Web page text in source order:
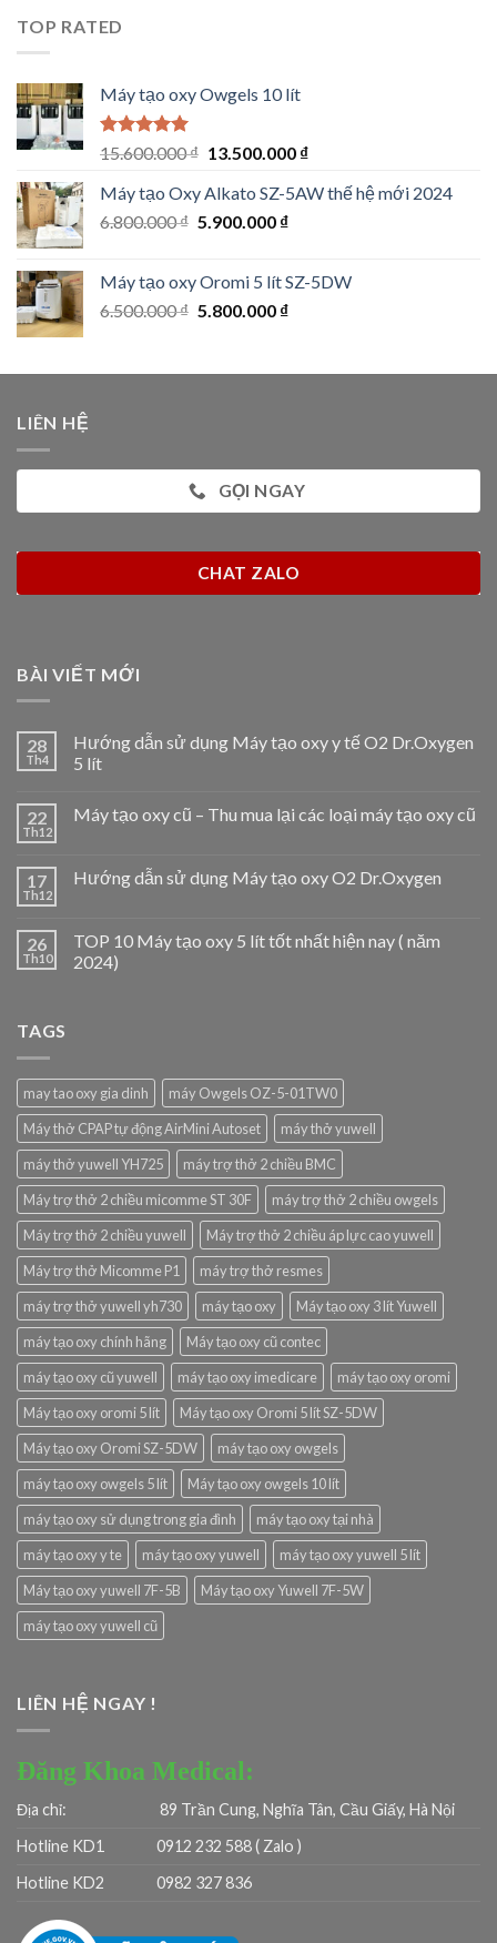
TOP RATED
Máy tạo oxy Owgels 10 lít
Rated5.00
15.600.000₫ Original
was:
15.600.000 ₫.
13.500.000 ₫Current
is:
Máy tạo Oxy Alkato SZ-5AW thế hệ mới 2024
6.800.000₫ Original
6.800.000 ₫.
5.900.000 ₫Current
5.900.000 ₫.
Máy tạo oxy Oromi 5 lít SZ-5DW
6.500.000₫ Original
6.500.000 ₫.
5.800.000 ₫Current
5.800.000 ₫.
LIÊN HỆ
GỌI NGAY
CHAT ZALO
BÀI VIẾT MỚI
28
Th4
Hướng dẫn sử dụng Máy tạo oxy y tế O2 Dr.Oxygen
5 lít
22
Th12
Máy tạo oxy cũ – Thu mua lại các loại máy tạo oxy cũ
17
Th12
Hướng dẫn sử dụng Máy tạo oxy O2 Dr.Oxygen
26
Th10
TOP 10 Máy tạo oxy 5 lít tốt nhất hiện nay ( năm
2024)
TAGS
may tao oxy gia dinh
máy Owgels OZ-5-01TW0
Máy thở CPAP tự động AirMini Autoset
máy thở yuwell
máy thở yuwell YH725
máy trợ thở 2 chiều BMC
Máy trợ thở 2 chiều micomme ST 30F
máy trợ thở 2 chiều owgels
Máy trợ thở 2 chiều yuwell
Máy trợ thở 2 chiều áp lực cao yuwell
Máy trợ thở Micomme P1
máy trợ thở resmes
máy trợ thở yuwell yh730
máy tạo oxy
Máy tạo oxy 3 lít Yuwell
máy tạo oxy chính hãng
Máy tạo oxy cũ contec
máy tạo oxy cũ yuwell
máy tạo oxy imedicare
máy tạo oxy oromi
Máy tạo oxy oromi 5 lít
Máy tạo oxy Oromi 5 lít SZ-5DW
Máy tạo oxy Oromi SZ-5DW
máy tạo oxy owgels
máy tạo oxy owgels 5 lít
Máy tạo oxy owgels 10 lít
máy tạo oxy sử dụng trong gia đình
máy tạo oxy tại nhà
máy tạo oxy y te
máy tạo oxy yuwell
máy tạo oxy yuwell 5 lít
Máy tạo oxy yuwell 7F-5B
Máy tạo oxy Yuwell 7F-5W
máy tạo oxy yuwell cũ
LIÊN HỆ NGAY !
Đăng Khoa Medical:
Địa chỉ:
89 Trần Cung, Nghĩa Tân, Cầu Giấy, Hà Nội
Hotline KD1
0912 232 588 ( Zalo )
Hotline KD2
0982 327 836